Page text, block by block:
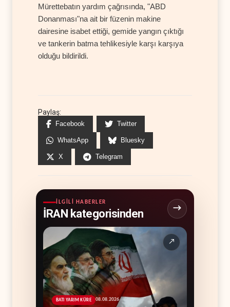
Mürettebatın yardım çağrısında, "ABD
Donanması"na ait bir füzenin makine
dairesine isabet ettiği, gemide yangın çıktığı
ve tankerin batma tehlikesiyle karşı karşıya
olduğu bildirildi.
Paylaş:
Facebook Twitter
WhatsApp Bluesky
X Telegram
İLGILI HABERLER
İRAN kategorisinden
↗
BATI YARIM KÜRE 08.08.2026